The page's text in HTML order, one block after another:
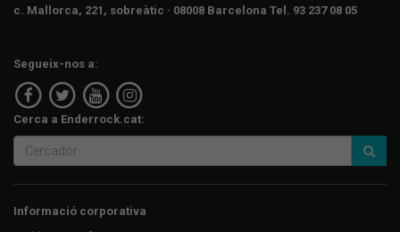
c. Mallorca, 221, sobreàtic · 08008 Barcelona Tel. 93 237 08 05
Segueix-nos a:
Cerca a Enderrock.cat:
Informació corporativa